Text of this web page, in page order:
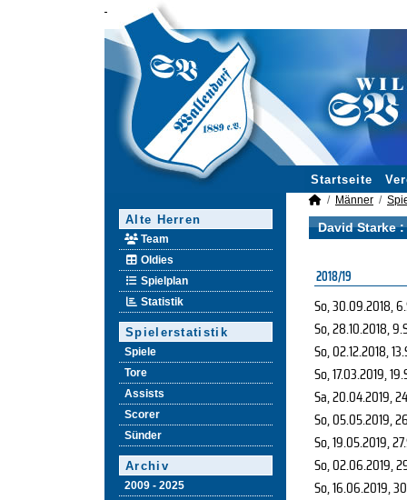
Startseite
Alte Herren
Team
Oldies
Spielplan
Statistik
Spielerstatistik
Spiele
Tore
Assists
Scorer
Sünder
Archiv
2009 - 2025
Männer
David Starke
2018/19
So, 30.09.2018,
So, 28.10.2018,
So, 02.12.2018,
So, 17.03.2019,
Sa, 20.04.2019,
So, 05.05.2019,
So, 19.05.2019,
So, 02.06.2019,
So, 16.06.2019,